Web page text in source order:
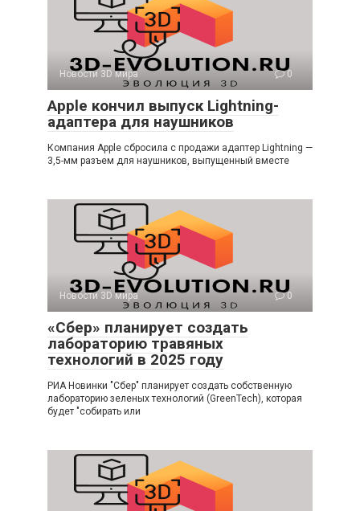
Новости 3D мира 0
Apple кончил выпуск Lightning-
адаптера для наушников
Компания Apple сбросила с продажи адаптер Lightning —
3,5-мм разъем для наушников, выпущенный вместе
Новости 3D мира 0
«Сбер» планирует создать
лабораторию травяных
технологий в 2025 году
РИА Новинки "Сбер" планирует создать собственную
лабораторию зеленых технологий (GreenTech), которая
будет "собирать или